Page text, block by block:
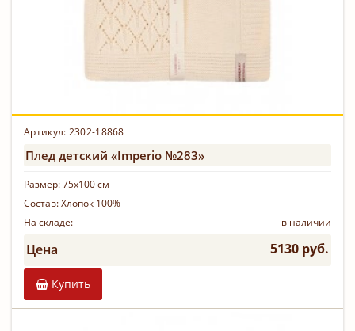
Артикул: 2302-18868
Плед детский «Imperio №283»
Размер:75х100 см
Состав:Хлопок 100%
На складе:
в наличии
Цена 5130 руб.
Купить